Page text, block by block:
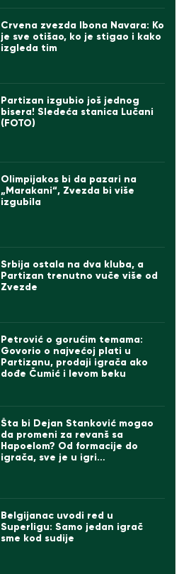
Crvena zvezda Ibona Navara: Ko
je sve otišao, ko je stigao i kako
izgleda tim
Partizan izgubio još jednog
bisera! Sledeća stanica Lučani
(FOTO)
Olimpijakos bi da pazari na
„Marakani“, Zvezda bi više
izgubila
Srbija ostala na dva kluba, a
Partizan trenutno vuče više od
Zvezde
Petrović o gorućim temama:
Govorio o najvećoj plati u
Partizanu, prodaji igrača ako
dođe Čumić i levom beku
Šta bi Dejan Stanković mogao
da promeni za revanš sa
Hapoelom? Od formacije do
igrača, sve je u igri…
Belgijanac uvodi red u
Superligu: Samo jedan igrač
sme kod sudije